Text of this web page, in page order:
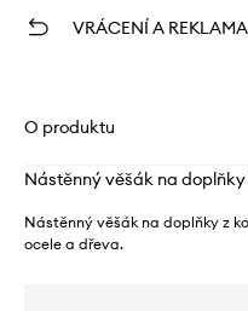
VRÁCENÍ A
O produktu
Nástěnný věšák na doplňky
Nástěnný věšák na doplňky z
ocele a dřeva.